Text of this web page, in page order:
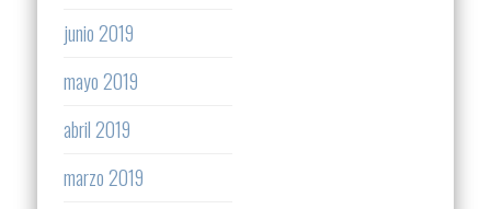
junio 2019
mayo 2019
abril 2019
marzo 2019